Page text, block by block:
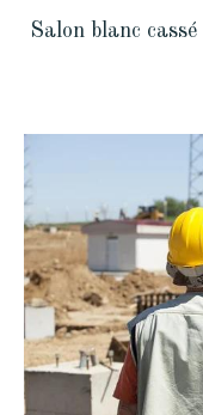
Salon blanc